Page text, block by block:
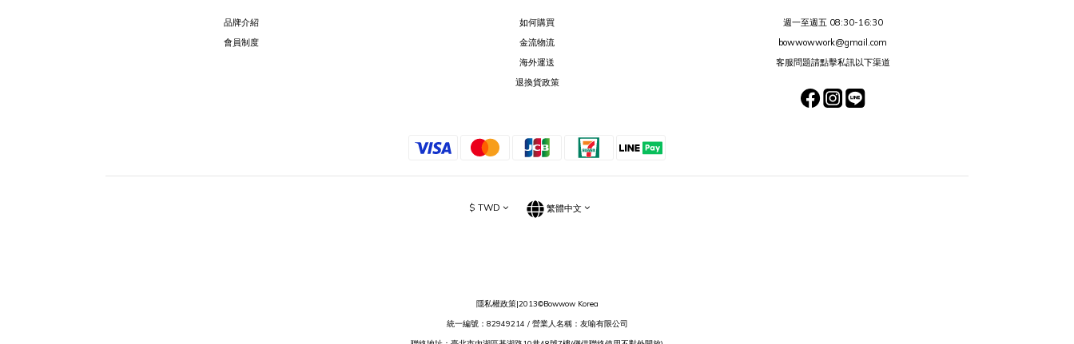
品牌介紹
會員制度
如何購買
金流物流
海外運送
退換貨政策
週一至週五 08:30-16:30
bowwowwork@gmail.com
客服問題請點擊私訊以下渠道
$ TWD 繁體中文
隱私權政策|2013©Bowwow Korea
統一編號：82949214 / 營業人名稱：友喻有限公司